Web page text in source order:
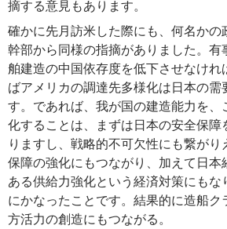
摘する意見もあります。
確かに先月訪米した際にも、何名かの
幹部から同様の指摘がありました。有
舶建造の中国依存度を低下させなけれ
ばアメリカの調達先多様化は日本の需
す。であれば、我が国の建造能力を、
化することは、まずは日本の安全保障
りますし、戦略的不可欠性にも繋がり
保障の強化にもつながり、加えて日本
ある供給力強化という経済対策にもな
にかなったことです。結果的に造船ク
方活力の創造にもつながる。